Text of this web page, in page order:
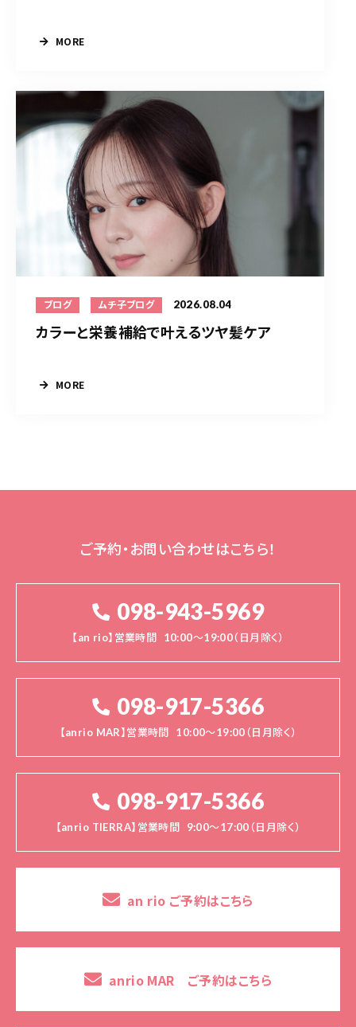
MORE
ブログ ムチ子ブログ 2026.08.04
カラーと栄養補給で叶えるツヤ髪ケア
MORE
ご予約・お問い合わせはこちら！
098-943-5969
【an rio】営業時間 10:00～19:00（日月除く）
098-917-5366
【anrio MAR】営業時間 10:00～19:00（日月除く）
098-917-5366
【anrio TIERRA】営業時間 9:00～17:00（日月除く）
an rio ご予約はこちら
anrio MAR ご予約はこちら